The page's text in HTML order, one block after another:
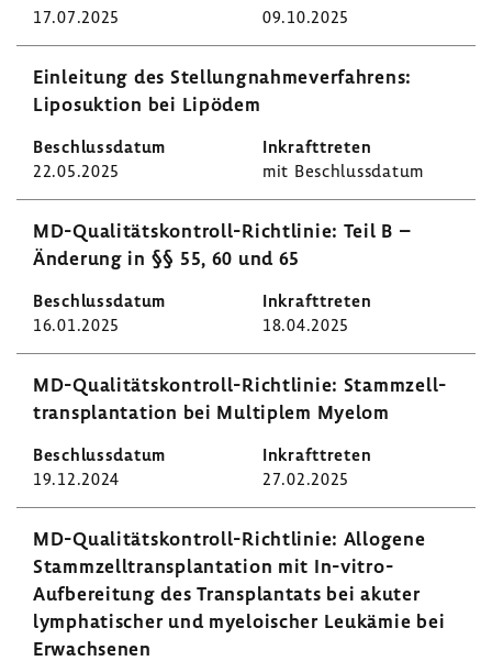
17.07.2025 09.10.2025
Einlei­tung des Stel­lung­nah­me­ver­fah­rens:
Lipo­suk­tion bei Lipödem
22.05.2025 mit Beschluss­datum
MD-​Qualitätskontroll-Richtlinie: Teil B –
Ände­rung in §§ 55, 60 und 65
16.01.2025 18.04.2025
MD-​Qualitätskontroll-Richtlinie: Stamm­zell­
trans­plan­ta­tion bei Multi­plem Myelom
19.12.2024 27.02.2025
MD-​Qualitätskontroll-Richtlinie: Allo­gene
Stamm­zell­trans­plan­ta­tion mit In-​vitro-
Aufbereitung des Trans­plan­tats bei akuter
lympha­ti­scher und myeloi­scher Leuk­ämie bei
Erwach­senen